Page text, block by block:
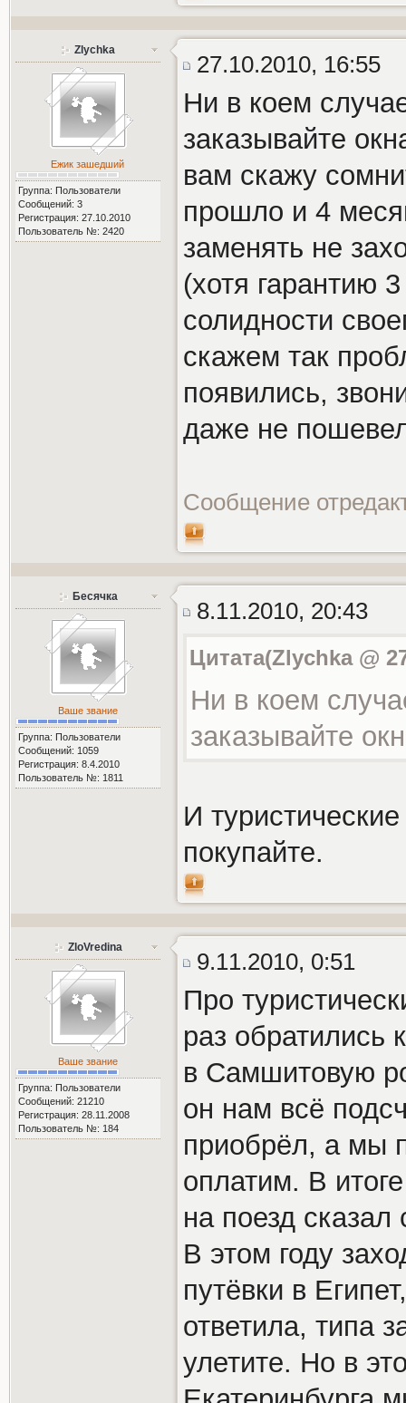
Zlychka
Ежик зашедший
Группа: Пользователи
Сообщений: 3
Регистрация: 27.10.2010
Пользователь №: 2420
27.10.2010, 16:55
Ни в коем
заказывайте
вам скажу
прошло и 4
заменять не
(хотя гарантию
солидности
скажем так
появились,
даже не
Сообщение
Бесячка
Ваше звание
Группа: Пользователи
Сообщений: 1059
Регистрация: 8.4.2010
Пользователь №: 1811
8.11.2010, 20:43
Цитата(Zlychka @
Ни в коем
заказывайте
И
покупайте.
ZloVredina
Ваше звание
Группа: Пользователи
Сообщений: 21210
Регистрация: 28.11.2008
Пользователь №: 184
9.11.2010, 0:51
Про
раз обратились
в Самшитовую
он нам всё
приобрёл, а мы
оплатим. В
на поезд
В этом году
путёвки в
ответила, типа
улетите. Но в